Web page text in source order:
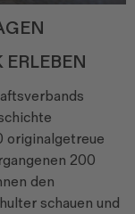
originalgetreue
200
den
schauen und